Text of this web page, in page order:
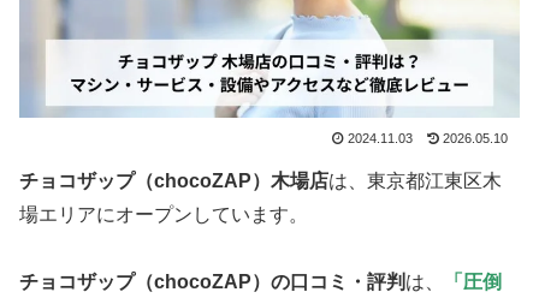
2024.11.03 2026.05.10
チョコザップ（chocoZAP）木場店は、東京都江東区木
場エリアにオープンしています。
チョコザップ（chocoZAP）の口コミ・評判 は、
「圧倒